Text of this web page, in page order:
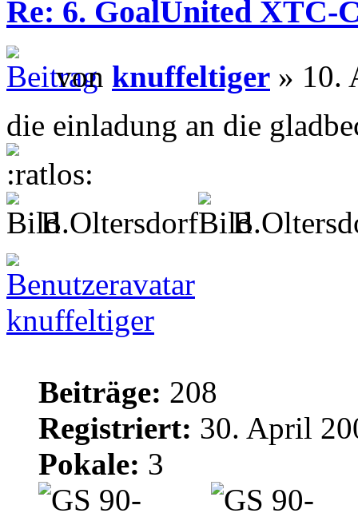
Re: 6. GoalUnited XTC-
von knuffeltiger » 10.
die einladung an die
B.Oltersdorf
knuffeltiger
Beiträge: 208
Registriert: 30. April
Pokale: 3